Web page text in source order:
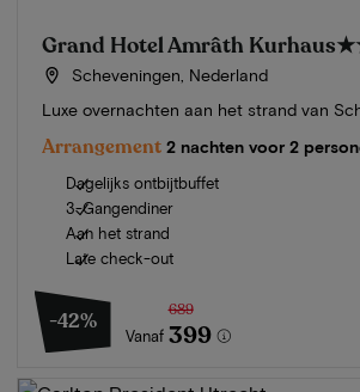
Grand Hotel Amrâth Kurhaus
Scheveningen, Nederland
Luxe overnachten aan het strand van
Arrangement 2 nachten voor 2
Dagelijks ontbijtbuffet
3-Gangendiner
Aan het strand
Late check-out
-42%
Vanaf
689
399